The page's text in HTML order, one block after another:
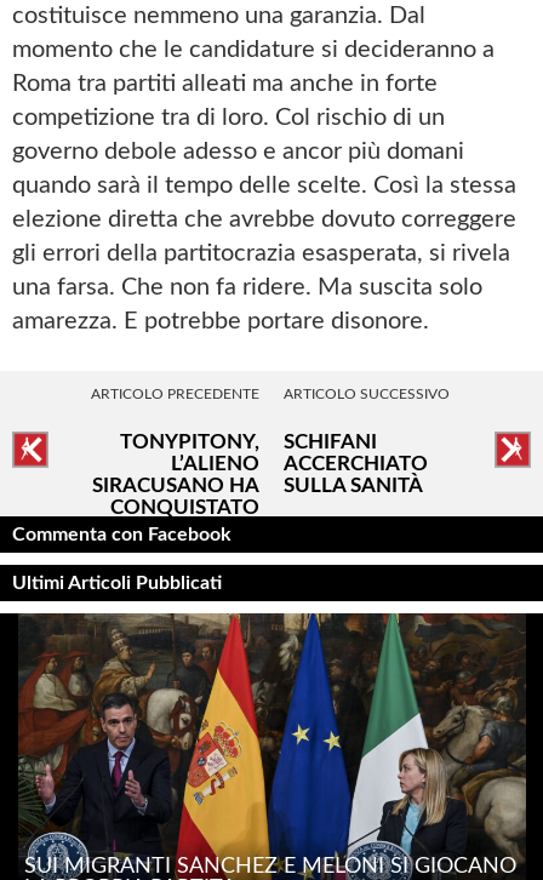
costituisce nemmeno una garanzia. Dal
momento che le candidature si decideranno a
Roma tra partiti alleati ma anche in forte
competizione tra di loro. Col rischio di un
governo debole adesso e ancor più domani
quando sarà il tempo delle scelte. Così la stessa
elezione diretta che avrebbe dovuto correggere
gli errori della partitocrazia esasperata, si rivela
una farsa. Che non fa ridere. Ma suscita solo
amarezza. E potrebbe portare disonore.
ARTICOLO PRECEDENTE
TONYPITONY,
L’ALIENO
SIRACUSANO HA
CONQUISTATO
SANREMO
ARTICOLO SUCCESSIVO
SCHIFANI
ACCERCHIATO
SULLA SANITÀ
Commenta con Facebook
Ultimi Articoli Pubblicati
SUI MIGRANTI SÁNCHEZ E MELONI SI GIOCANO